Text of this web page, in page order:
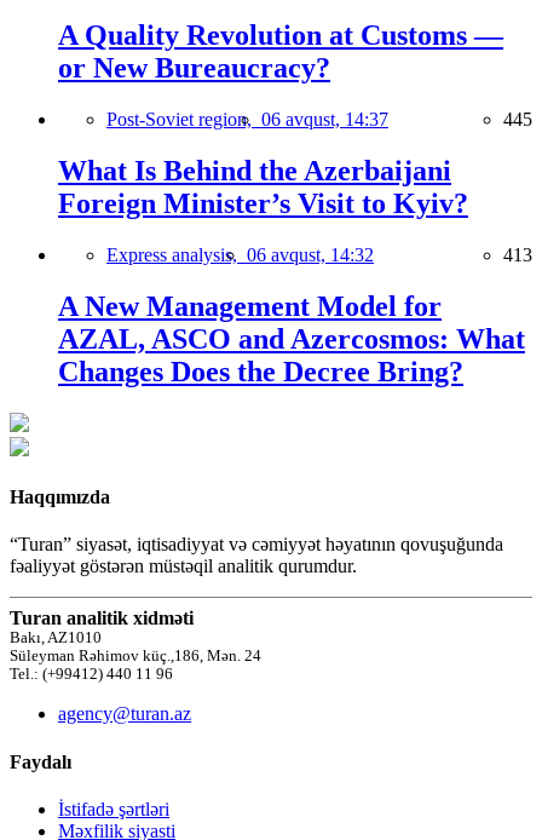
A Quality Revolution at Customs —
or New Bureaucracy?
Post-Soviet region, 06 avqust, 14:37 445
What Is Behind the Azerbaijani
Foreign Minister’s Visit to Kyiv?
Express analysis, 06 avqust, 14:32 413
A New Management Model for
AZAL, ASCO and Azercosmos: What
Changes Does the Decree Bring?
Haqqımızda
“Turan” siyasət, iqtisadiyyat və cəmiyyət həyatının qovuşuğunda
fəaliyyət göstərən müstəqil analitik qurumdur.
Turan analitik xidməti
Bakı, AZ1010
Süleyman Rəhimov küç.,186, Mən. 24
Tel.: (+99412) 440 11 96
agency@turan.az
Faydalı
İstifadə şərtləri
Məxfilik siyasti